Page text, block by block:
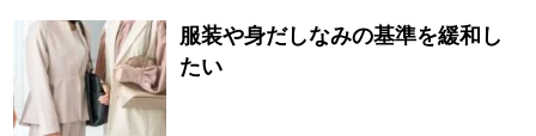
服装や身だしなみの基準を緩和し
たい